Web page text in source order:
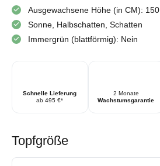
Ausgewachsene Höhe (in CM): 150
Sonne, Halbschatten, Schatten
Immergrün (blattförmig): Nein
Schnelle Lieferung
ab 495 €*
2 Monate
Wachstumsgarantie
Topfgröße